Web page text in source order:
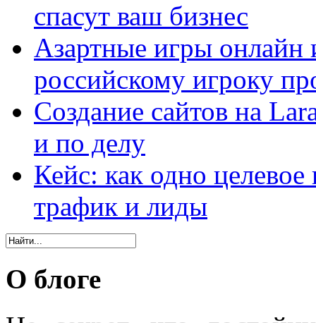
спасут ваш бизнес
Азартные игры онлайн
российскому игроку
Создание сайтов на
и по делу
Кейс: как одно
трафик и лиды
О блоге